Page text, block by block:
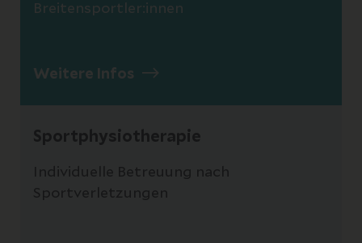
Breitensportler:innen
Weitere Infos
Sportphysiotherapie
Individuelle Betreuung nach
Sportverletzungen